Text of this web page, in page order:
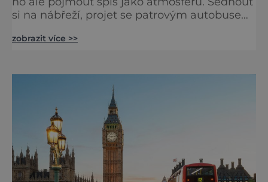
si na nábřeží, projet se patrovým autobusem
Beatles nebo třeba samotný admirál Nelson.
kontinentech. Kdo tady nikdy nebyl, toho
překvapí, kol
zobrazit více >>